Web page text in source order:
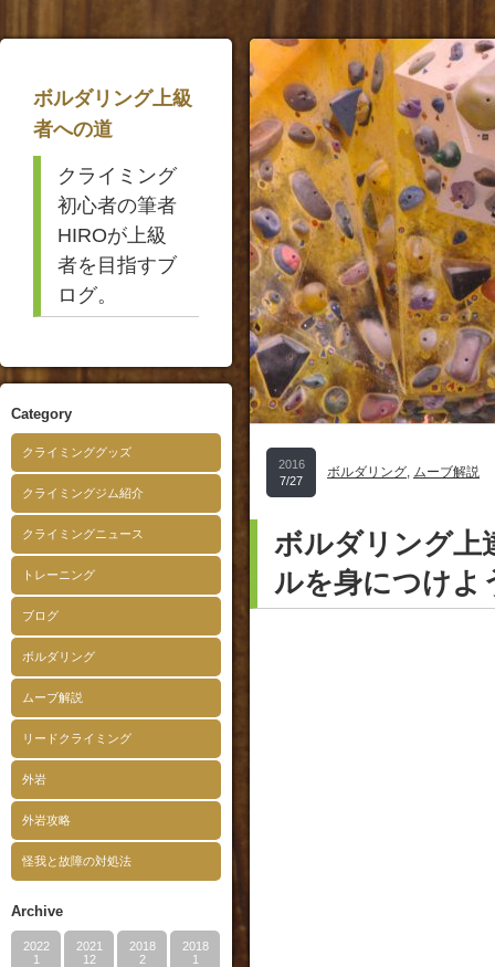
ボルダリング上級
者への道
クライミング
初心者の筆者
HIROが上級
者を目指すブ
ログ。
Category
クライミンググッズ
クライミングジム紹介
クライミングニュース
トレーニング
ブログ
ボルダリング
ムーブ解説
リードクライミング
外岩
外岩攻略
怪我と故障の対処法
Archive
2022
1
2021
12
2018
2
2018
1
2016
7/27
ボルダリング, ムーブ解説
ボルダリング
ルを身につけよ